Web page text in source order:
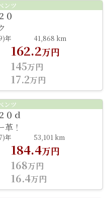
ンツ
０
年
41,868 km
162.2万円
145万円
17.2万円
ンツ
０ｄ
革！
年
53,101 km
184.4万円
168万円
16.4万円